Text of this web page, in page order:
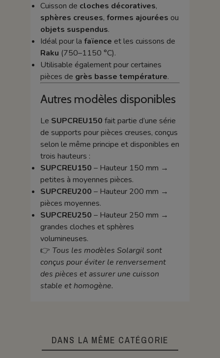
Cuisson de cloches décoratives,
sphères creuses, formes ajourées ou
objets suspendus.
Idéal pour la faïence et les cuissons de
Raku (750–1150 °C).
Utilisable également pour certaines
pièces de grès basse température.
Autres modèles disponibles
Le SUPCREU150 fait partie d’une série
de supports pour pièces creuses, conçus
selon le même principe et disponibles en
trois hauteurs :
SUPCREU150 – Hauteur 150 mm →
petites à moyennes pièces.
SUPCREU200 – Hauteur 200 mm →
pièces moyennes.
SUPCREU250 – Hauteur 250 mm →
grandes cloches et sphères
volumineuses.
👉 Tous les modèles Solargil sont
conçus pour éviter le renversement
des pièces et assurer une cuisson
stable et homogène.
DANS LA MÊME CATÉGORIE